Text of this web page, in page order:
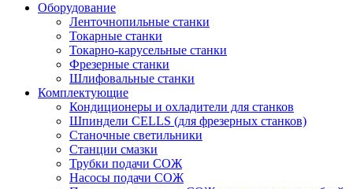
Оборудование
Ленточнопильные станки
Токарные станки
Токарно-карусельные станки
Фрезерные станки
Шлифовальные станки
Комплектующие
Кондиционеры и охладители для станков
Шпиндели CELLS (для фрезерных станков)
Станочные светильники
Станции смазки
Трубки подачи СОЖ
Насосы подачи СОЖ